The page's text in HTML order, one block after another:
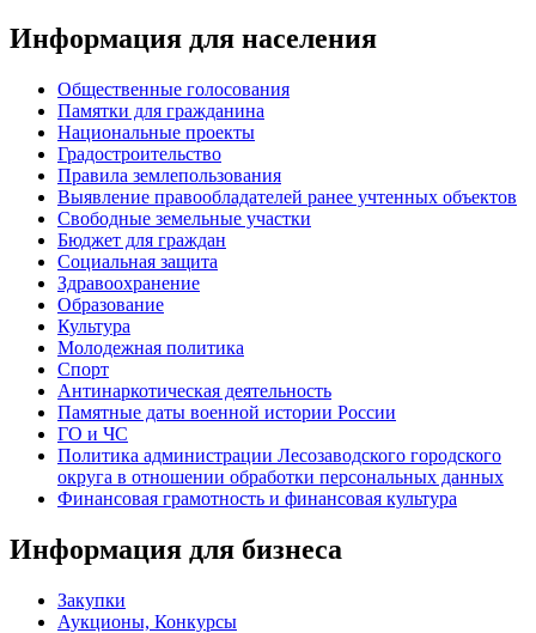
Информация для населения
Общественные голосования
Памятки для гражданина
Национальные проекты
Градостроительство
Правила землепользования
Выявление правообладателей ранее учтенных объектов
Свободные земельные участки
Бюджет для граждан
Социальная защита
Здравоохранение
Образование
Культура
Молодежная политика
Спорт
Антинаркотическая деятельность
Памятные даты военной истории России
ГО и ЧС
Политика администрации Лесозаводского городского
округа в отношении обработки персональных данных
Финансовая грамотность и финансовая культура
Информация для бизнеса
Закупки
Аукционы, Конкурсы